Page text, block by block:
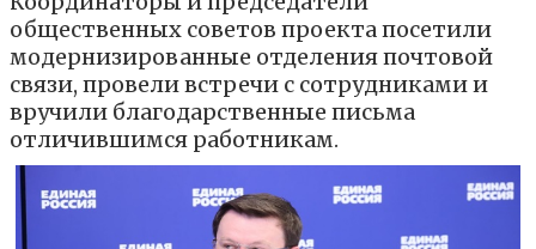
общественных советов проекта посетили
модернизированные отделения почтовой
связи, провели встречи с сотрудниками и
вручили благодарственные письма
отличившимся работникам.